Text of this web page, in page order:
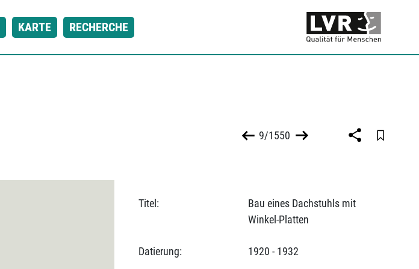
KARTE RECHERCHE
9/1550
Titel:
Bau eines Dachstuhls mit
Winkel-Platten
Datierung: 1920 - 1932